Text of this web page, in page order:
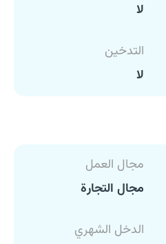
لا
التدخين
لا
مجال العمل
مجال التجارة
الدخل الشهري